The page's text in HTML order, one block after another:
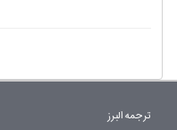
ترجمه البرز